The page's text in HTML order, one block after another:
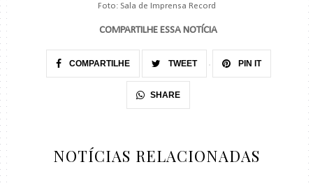
Foto: Sala de Imprensa Record
COMPARTILHE ESSA NOTÍCIA
COMPARTILHE TWEET PIN IT
SHARE
NOTÍCIAS RELACIONADAS